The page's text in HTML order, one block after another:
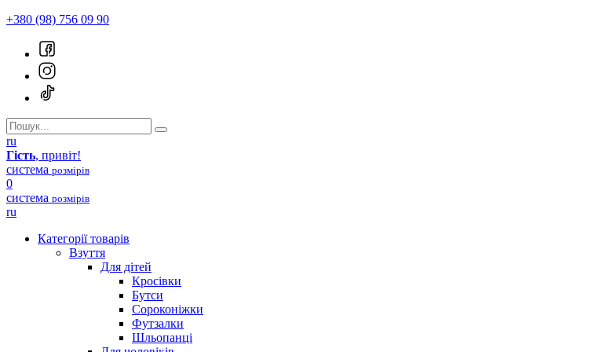
+380 (98) 756 09 90
ru
Гість, привіт!
система розмірів
0
система розмірів
ru
Категорії товарів
Взуття
Для дітей
Кросівки
Бутси
Сороконіжки
Футзалки
Шльопанці